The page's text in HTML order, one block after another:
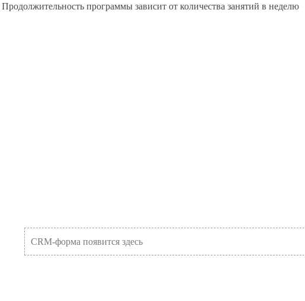
Продолжительность программы зависит от количества занятий в неделю
CRM-форма появится здесь